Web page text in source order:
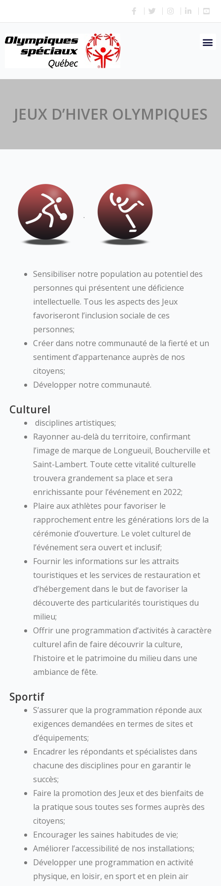
JEUX D’HIVER OLYMPIQUES
.
Sensibiliser notre population au potentiel des
personnes qui présentent une déficience
intellectuelle. Tous les aspects des Jeux
favoriseront l’inclusion sociale de ces
personnes;
Créer dans notre communauté de la fierté et un
sentiment d’appartenance auprès de nos
citoyens;
Développer notre communauté.
Culturel
disciplines artistiques;
Rayonner au-delà du territoire, confirmant
l’image de marque de Longueuil, Boucherville et
Saint-Lambert. Toute cette vitalité culturelle
trouvera grandement sa place et sera
enrichissante pour l’événement en 2022;
Plaire aux athlètes pour favoriser le
rapprochement entre les générations lors de la
cérémonie d’ouverture. Le volet culturel de
l’événement sera ouvert et inclusif;
Fournir les informations sur les attraits
touristiques et les services de restauration et
d’hébergement dans le but de favoriser la
découverte des particularités touristiques du
milieu;
Offrir une programmation d’activités à caractère
culturel afin de faire découvrir la culture,
l’histoire et le patrimoine du milieu dans une
ambiance de fête.
Sportif
S’assurer que la programmation réponde aux
exigences demandées en termes de sites et
d’équipements;
Encadrer les répondants et spécialistes dans
chacune des disciplines pour en garantir le
succès;
Faire la promotion des Jeux et des bienfaits de
la pratique sous toutes ses formes auprès des
citoyens;
Encourager les saines habitudes de vie;
Améliorer l’accessibilité de nos installations;
Développer une programmation en activité
physique, en loisir, en sport et en plein air